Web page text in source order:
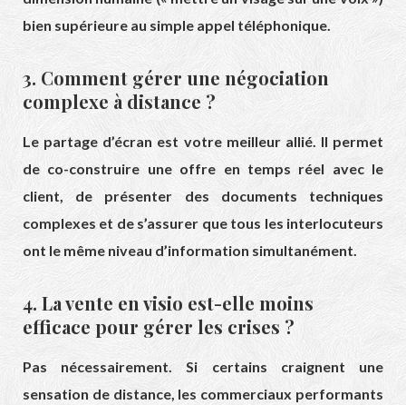
bien supérieure au simple appel téléphonique.
3. Comment gérer une négociation
complexe à distance ?
Le partage d’écran est votre meilleur allié. Il permet
de co-construire une offre en temps réel avec le
client, de présenter des documents techniques
complexes et de s’assurer que tous les interlocuteurs
ont le même niveau d’information simultanément.
4. La vente en visio est-elle moins
efficace pour gérer les crises ?
Pas nécessairement. Si certains craignent une
sensation de distance, les commerciaux performants